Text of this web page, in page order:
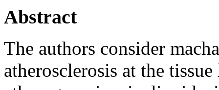
Abstract
The authors consider
atherosclerosis at the